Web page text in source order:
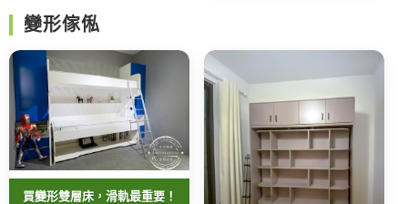
變形傢俬
買變形雙層床，滑軌最重要！